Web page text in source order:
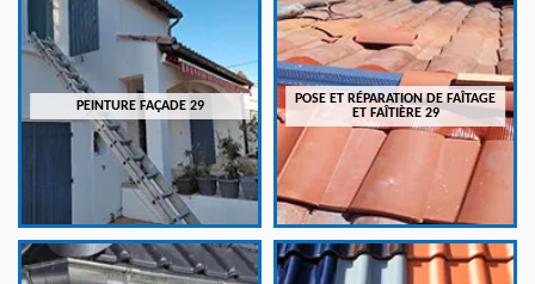
PEINTURE FAÇADE 29
POSE ET RÉPARATION DE FAÎTAGE
ET FAÎTIÈRE 29